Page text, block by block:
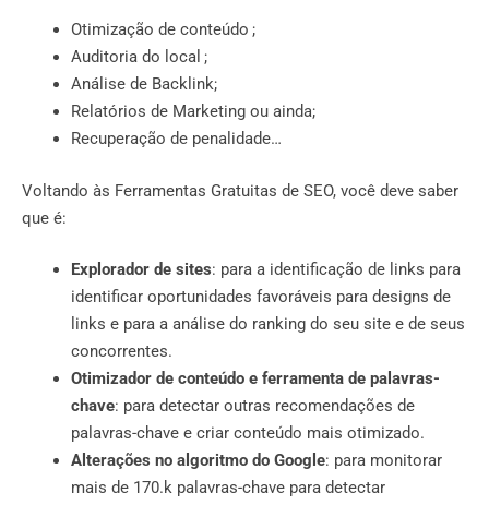
Otimização de conteúdo ;
Auditoria do local ;
Análise de Backlink;
Relatórios de Marketing ou ainda;
Recuperação de penalidade…
Voltando às Ferramentas Gratuitas de SEO, você deve saber
que é:
Explorador de sites: para a identificação de links para
identificar oportunidades favoráveis ​​para designs de
links e para a análise do ranking do seu site e de seus
concorrentes.
Otimizador de conteúdo e ferramenta de palavras-
chave: para detectar outras recomendações de
palavras-chave e criar conteúdo mais otimizado.
Alterações no algoritmo do Google: para monitorar
mais de 170.k palavras-chave para detectar